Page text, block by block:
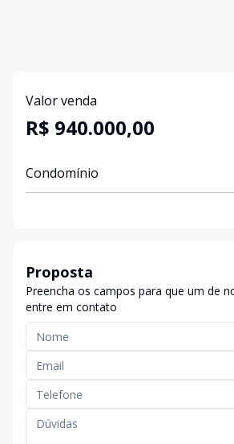
Valor venda
R$ 940.000,00
Condomínio
Proposta
Preencha os campos para que um de
entre em contato